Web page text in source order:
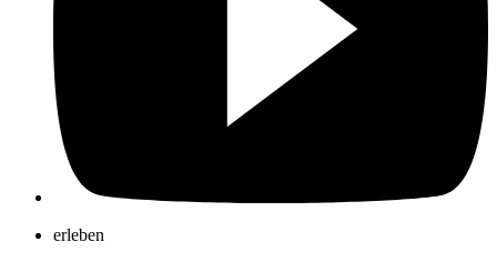
erleben